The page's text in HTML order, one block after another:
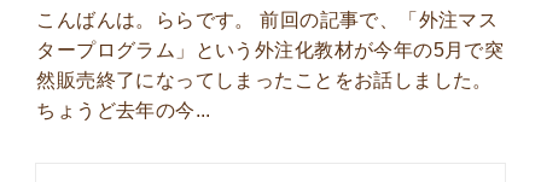
こんばんは。ららです。 前回の記事で、「外注マス
タープログラム」という外注化教材が今年の5月で突
然販売終了になってしまったことをお話しました。
ちょうど去年の今...